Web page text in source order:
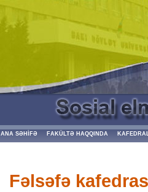
ANA SƏHİFƏ FAKÜLTƏ HAQQINDA
Fəlsəfə